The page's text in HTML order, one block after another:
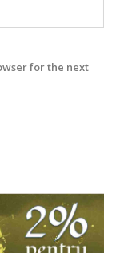
for the next